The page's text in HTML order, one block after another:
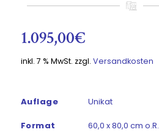
1.095,00€
inkl. 7 % MwSt. zzgl. Versandkosten
Auflage Unikat
Format 60,0 x 80,0 cm o.R.